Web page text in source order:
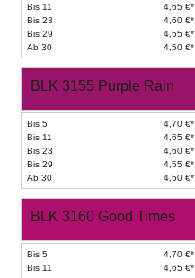
Bis 11
4,65 €*
Bis 23
4,60 €*
Bis 29
4,55 €*
Ab 30
4,50 €*
BLK 3155 Purple Rain
Bis 5
4,70 €*
Bis 11
4,65 €*
Bis 23
4,60 €*
Bis 29
4,55 €*
Ab 30
4,50 €*
BLK 3160 Good Times
Bis 5
4,70 €*
Bis 11
4,65 €*